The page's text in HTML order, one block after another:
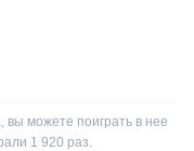
вы можете поиграть в нее
1 920 раз.